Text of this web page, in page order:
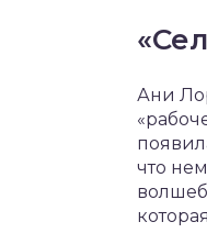
Ани
что